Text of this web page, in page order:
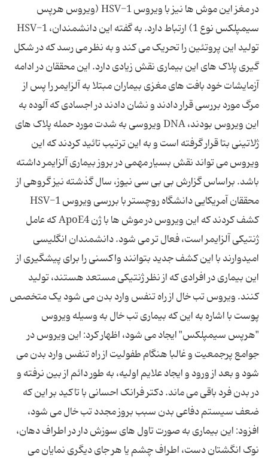
در مغز این موش ها نیز با ویروس HSV-1 (ویروس هرپس
سیمپلکس نوع 1) ارتباط دارد. به گفته این دانشمندان، HSV-1
تولید این پروتئین را تحریک می کند و به نظر می رسد که در شکل
گیری پلاک های این بیماری نقش زیادی دارد. این محققان در ادامه
آزمایشات خود بافت های مغزی بیماران مبتلا به آلزایمر را پس از
مرگ مورد بررسی قرار دادند و نشان دادند در اجسادی که آلوده به
این ویروس بودند، DNA ویروسی به شدت مورد حمله پلاک های
ژلاتینی بتا قرار گرفته است و به این ترتیب تائید کردند که این
ویروس می تواند نقش بسیار مهمی در بروز بیماری آلزایمر داشته
باشد. براساس گزارش بی بی سی نیوز، سال گذشته نیز گروهی از
محققان آمریکایی دانشگاه روچستر با بررسی ویروس HSV-1
کشف کردند که این ویروس در موش ها با ژن ApoE4 که عامل
ژنتیکی آلزایمر است، فعال تر می شود. دانشمندان انگلیسی
امیدوارند با این کشف جدید بتوانند واکسنی را برای پیشگیری از
این بیماری در افرادی که از نظر ژنتیکی مستعد هستند، تولید
کنند. ویروس تب خال از راه تنفس وارد بدن می ‌شود یک متخصص
پوست با اشاره به این که بیماری تب خال به وسیله ویروس
"هرپس سیمپلکس" ایجاد می‌ شود، اظهار کرد: این ویروس در
جوامع پرجمعیت و غالبا هنگام طفولیت از راه تنفس وارد بدن می
‌شود و بعد از ورود و ایجاد علایم اولیه، به طور دائم از بین نرفته و
در بدن فرد باقی می ‌ماند. دکتر فرانک احسانی با تاکید بر این که
ضعف سیستم دفاعی بدن سبب بروز مجدد تب خال می ‌شود،
افزود: این بیماری به صورت تاول ‌های سوزش دار در اطراف دهان،
نوک انگشتان دست، اطراف چشم یا هر جای دیگری نمایان می‌